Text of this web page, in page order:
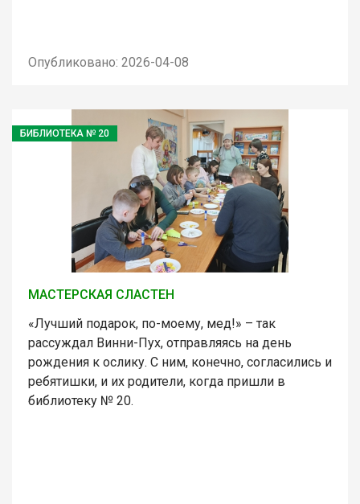
Опубликовано: 2026-04-08
БИБЛИОТЕКА № 20
МАСТЕРСКАЯ СЛАСТЕН
«Лучший подарок, по-моему, мед!» – так
рассуждал Винни-Пух, отправляясь на день
рождения к ослику. С ним, конечно, согласились и
ребятишки, и их родители, когда пришли в
библиотеку № 20.